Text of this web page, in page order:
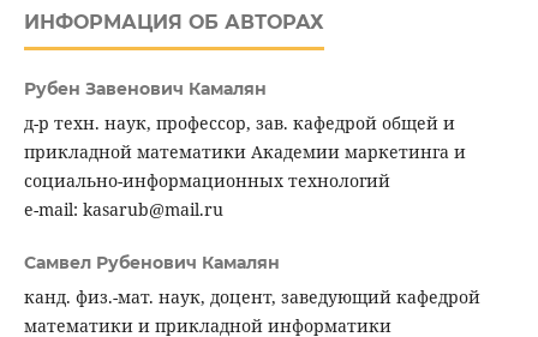
ИНФОРМАЦИЯ ОБ АВТОРАХ
Рубен Завенович Камалян
д-р техн. наук, профессор, зав. кафедрой общей и
прикладной математики Академии маркетинга и
социально-информационных технологий
e-mail: kasarub@mail.ru
Самвел Рубенович Камалян
канд. физ.-мат. наук, доцент, заведующий кафедрой
математики и прикладной информатики